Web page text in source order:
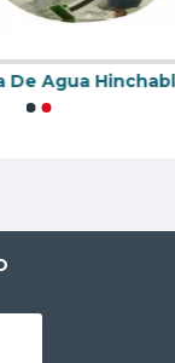
Bola De Agua Hinchable Para Caminar Toro Mecanico Con Hinchable